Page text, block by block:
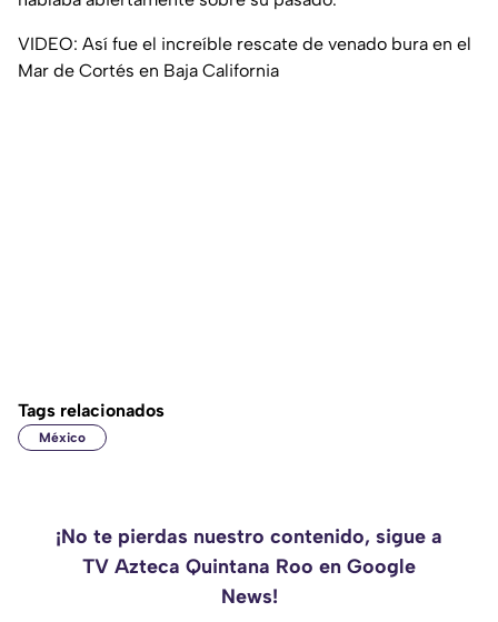
VIDEO: Así fue el increíble rescate de venado bura en el
Mar de Cortés en Baja California
Tags relacionados
México
¡No te pierdas nuestro contenido, sigue a
TV Azteca Quintana Roo en Google
News!